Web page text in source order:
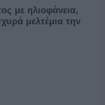
με ηλιοφάνεια,
μελτέμια την